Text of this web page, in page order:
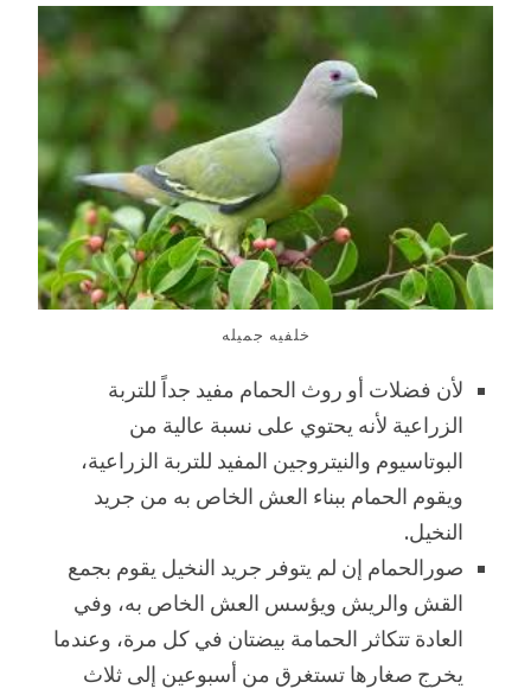
خلفيه جميله
لأن فضلات أو روث الحمام مفيد جداً للتربة
الزراعية لأنه يحتوي على نسبة عالية من
البوتاسيوم والنيتروجين المفيد للتربة الزراعية،
ويقوم الحمام ببناء العش الخاص به من جريد
النخيل.
صورالحمام إن لم يتوفر جريد النخيل يقوم بجمع
القش والريش ويؤسس العش الخاص به، وفي
العادة تتكاثر الحمامة بيضتان في كل مرة، وعندما
يخرج صغارها تستغرق من أسبوعين إلى ثلاث